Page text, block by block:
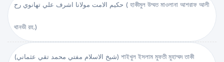
حكيم الامت مولانا اشرف علي تهانوي رح ( হাকীমুল উম্মত মাওলানা আশরাফ আলী
থানভী রহ.)
(شيخ الاسلام مفتي محمد تقي عثماني) শাইখুল ইসলাম মুফতী মুহাম্মদ তাকী